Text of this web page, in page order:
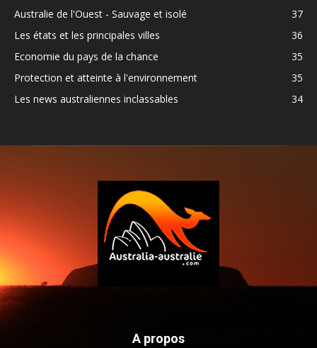
Australie de l'Ouest - Sauvage et isolé
37
Les états et les principales villes
36
Economie du pays de la chance
35
Protection et atteinte à l'environnement
35
Les news australiennes inclassables
34
A propos